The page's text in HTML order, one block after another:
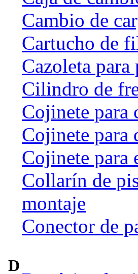
Cambio de
Cartucho de
Cazoleta
Cilindro de
Cojinete para
Cojinete para
Cojinete para
Collarín de
montaje
Conector de
D